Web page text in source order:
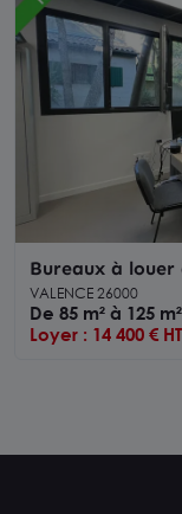
Bureaux à
environnement
VALENCE 26000
De 85 m² à 125 m²
Loyer : 14 400 €